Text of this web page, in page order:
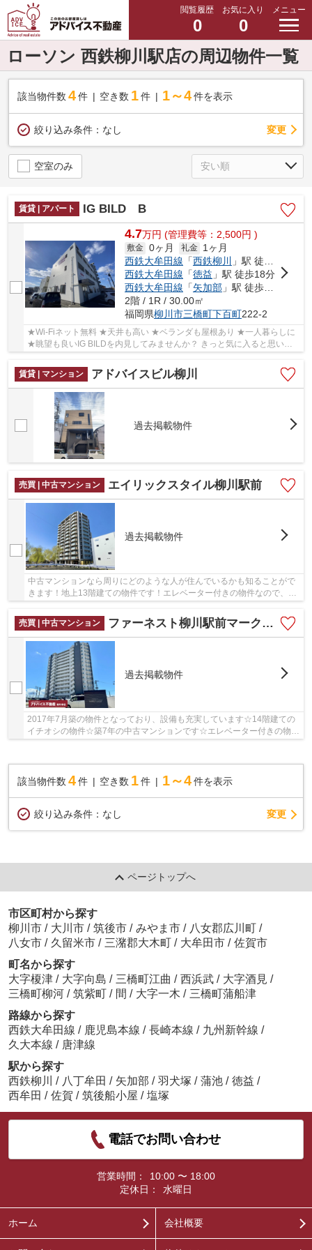
閲覧履歴
0
お気に入り
0
メニュー
ローソン 西鉄柳川駅店の周辺物件一覧
該当物件数 4件 空き数 1 件 1～4 件を表示
絞り込み条件： なし 変更
空室のみ
賃貸 | アパート IG BILD B
4.7万円 (管理費等：2,500円 )
敷金 0ヶ月 礼金 1ヶ月
西鉄大牟田線 「西鉄柳川
」駅 徒歩7分
西鉄大牟田線 「徳益 」駅 徒歩18分
西鉄大牟田線 「矢加部」駅 徒歩21分
2階 / 1R / 30.00㎡
福岡県柳川市三橋町下百町222-2
★Wi-Fiネット無料 ★天井も高い ★ベランダも屋根あり ★一人暮らしに
★眺望も良いIG BILDを内見してみませんか？ きっと気に入ると思いま
賃貸 | マンション
アドバイスビル柳川
過去掲載物件
売買 | 中古マンション エイリックスタイル柳川駅前
過去掲載物件
中古マンションなら周りにどのような人が住んでいるかも知ることがで
きます！地上13階建ての物件です！エレベーター付きの物件なので、上
売買 | 中古マンション
ファーネスト柳川駅前マークスタワー 1407
過去掲載物件
2017年7月築の物件となっており、設備も充実しています☆14階建ての
イチオシの物件☆築7年の中古マンションです☆エレベーター付きの物件
該当物件数 4件 空き数 1 件 1～4 件を表示
絞り込み条件： なし 変更
ページトップへ
市区町村から探す
柳川市 / 大川市 / 筑後市 / みやま市 / 八女郡広川町 /
八女市 / 久留米市 / 三潴郡大木町 / 大牟田市 / 佐賀市
町名から探す
大字榎津 / 大字向島 / 三橋町江曲 / 西浜武 / 大字酒見 /
三橋町柳河 / 筑紫町 / 間 / 大字一木 / 三橋町蒲船津
路線から探す
西鉄大牟田線 / 鹿児島本線 / 長崎本線 / 九州新幹線 /
久大本線 / 唐津線
駅から探す
西鉄柳川
/ 八丁牟田 / 矢加部 / 羽犬塚 / 蒲池 / 徳益 /
西牟田 / 佐賀 / 筑後船小屋 / 塩塚
電話でお問い合わせ
営業時間：
10:00 〜 18:00
定休日：
水曜日
ホーム 会社概要